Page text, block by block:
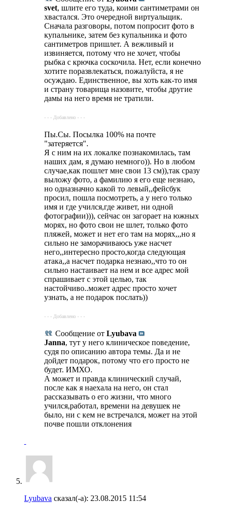
svet, шлите его туда, коими сантиметрами он
хвастался. Это очередной виртуальщик.
Сначала разговоры, потом попросит фото в
купальнике, затем без купальника и фото
сантиметров пришлет. А вежливый и
извиняется, потому что не хочет, чтобы
рыбка с крючка соскочила. Нет, если конечно
хотите поразвлекаться, пожалуйста, я не
осуждаю. Единственное, вы хоть как-то имя
и страну товарища назовите, чтобы другие
дамы на него время не тратили.
- - - Добавлено - - -
Пы.Сы. Посылка 100% на почте
"затеряется".
Я с ним на их локалке познакомилась, там
наших дам, я думаю немного)). Но в любом
случае,как пошлет мне свои 13 см)),так сразу
выложу фото, а фамилию я его еще незнаю,
но одназначно какой то левый,,фейсбук
просил, пошла посмотреть, а у него только
имя и где учился,где живет, ни одной
фотографии))), сейчас он загорает на южных
морях, но фото свои не шлет, только фото
пляжей, может и нет его там на морях,,,но я
сильно не заморачиваюсь уже насчет
него,,интересно просто,когда следующая
атака,,а насчет подарка незнаю,,что то он
сильно настаивает на нем и все адрес мой
спрашивает с этой целью, так
настойчиво..может адрес просто хочет
узнать, а не подарок послать))
- - - Добавлено - - -
Сообщение от Lyubava
Janna, тут у него клиническое поведение,
судя по описанию автора темы. Да и не
дойдет подарок, потому что его просто не
будет. ИМХО.
А может и правда клинический случай,
после как я наехала на него, он стал
рассказывать о его жизни, что много
учился,работал, времени на девушек не
было, ни с кем не встречался, может на этой
почве пошли отклонения
Lyubava сказал(-а): 23.08.2015 11:54